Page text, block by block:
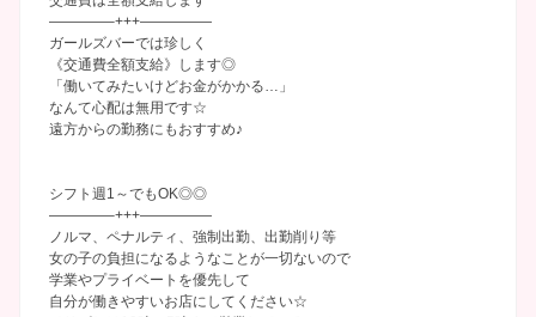
————–+++—————
ガールズバーでは珍しく
《交通費全額支給》します◎
「働いてみたいけどお金がかかる…」
なんて心配は無用です☆
遠方からの勤務にもおすすめ♪
シフト週1～でもOK◎◎
————–+++—————
ノルマ、ペナルティ、強制出勤、出勤削り等
女の子の負担になるようなことが一切ないので
学業やプライベートを優先して
自分が働きやすいお店にしてください☆